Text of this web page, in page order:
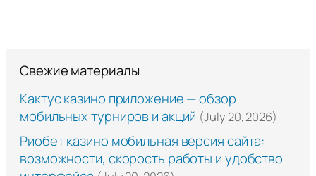
Свежие материалы
Кактус казино приложение — обзор
мобильных турниров и акций (July 20, 2026)
Риобет казино мобильная версия сайта:
возможности, скорость работы и удобство